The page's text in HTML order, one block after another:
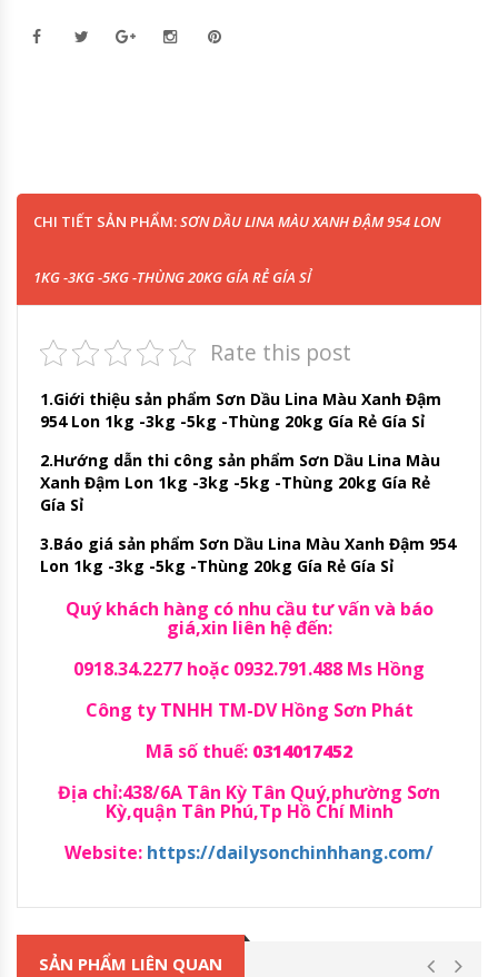
CHI TIẾT SẢN PHẨM:SƠN DẦU LINA MÀU XANH ĐẬM 954 LON
1KG -3KG -5KG -THÙNG 20KG GÍA RẺ GÍA SỈ
Rate this post
1.Giới thiệu sản phẩm Sơn Dầu Lina Màu Xanh Đậm
954 Lon 1kg -3kg -5kg -Thùng 20kg Gía Rẻ Gía Sỉ
2.Hướng dẫn thi công sản phẩm Sơn Dầu Lina Màu
Xanh Đậm Lon 1kg -3kg -5kg -Thùng 20kg Gía Rẻ
Gía Sỉ
3.Báo giá sản phẩm Sơn Dầu Lina Màu Xanh Đậm 954
Lon 1kg -3kg -5kg -Thùng 20kg Gía Rẻ Gía Sỉ
Quý khách hàng có nhu cầu tư vấn và báo
giá,xin liên hệ đến:
0918.34.2277 hoặc 0932.791.488 Ms Hồng
Công ty TNHH TM-DV Hồng Sơn Phát
Mã số thuế: 0314017452
Địa chỉ:438/6A Tân Kỳ Tân Quý,phường Sơn
Kỳ,quận Tân Phú,Tp Hồ Chí Minh
Website: https://dailysonchinhhang.com/
SẢN PHẨM LIÊN QUAN